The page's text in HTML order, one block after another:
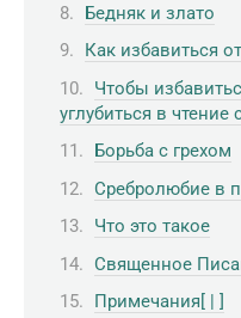
Бедняк и злато
Как избавиться
Чтобы
углубиться в
Борьба с грехом
Сребролюбие в
Что это такое
Священное
Примечания[ | ]